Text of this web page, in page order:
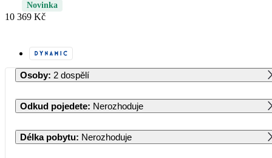
Novinka
10 369 Kč
Osoby: 2 dospělí
Odkud pojedete: Nerozhoduje
Délka pobytu: Nerozhoduje